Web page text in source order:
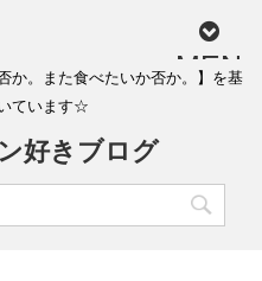
MEN
か。また食べたいか否か。】を基
ています☆
好きブログ